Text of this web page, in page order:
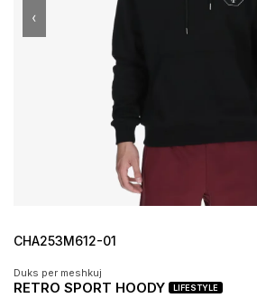
‹
CHA253M612-01
Duks per meshkuj
RETRO SPORT HOODY LIFESTYLE